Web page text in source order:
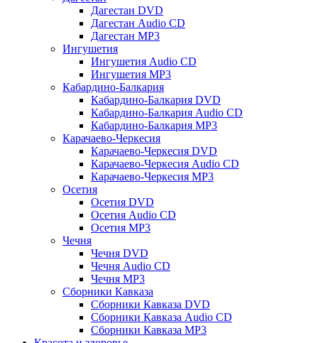
Дагестан DVD
Дагестан Audio CD
Дагестан MP3
Ингушетия
Ингушетия Audio CD
Ингушетия MP3
Кабардино-Балкария
Кабардино-Балкария DVD
Кабардино-Балкария Audio CD
Кабардино-Балкария MP3
Карачаево-Черкесия
Карачаево-Черкесия DVD
Карачаево-Черкесия Audio CD
Карачаево-Черкесия MP3
Осетия
Осетия DVD
Осетия Audio CD
Осетия MP3
Чечня
Чечня DVD
Чечня Audio CD
Чечня MP3
Сборники Кавказа
Сборники Кавказа DVD
Сборники Кавказа Audio CD
Сборники Кавказа MP3